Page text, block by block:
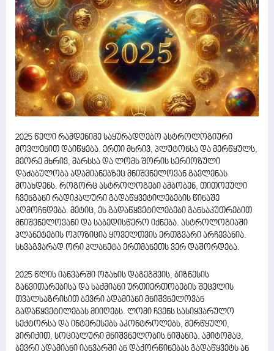
2025 წელი რამდენიმე საყურადღებო ასტროლოგიური
მოვლენით დაიწყება. ერთი მხრივ, პლუტონსა და მერწყულს,
მეორე მხრივ, მარსსა და ლომს შორის სერიოზული
დაძაბულობა ადამიანებზეც მნიშვნელოვან გავლენას
მოახდენს. როგორც ასტროლოგები ამბობენ, თითოეული
ჩვენგანი რადიკალური გადაწყვეტილებების წინაშე
აღმოჩნდება. მეტიც, ეს გადაწყვეტილებები განსაკუთრებით
მნიშვნელოვანი და საბედისწერო იქნება. ასტროლოგიაში
პლანეტების ოპოზიცია ყოველთვის ერთგვარი არჩევანია.
სხვაგვარად ორი პლანეტა ერთმანეთს ვერ დაშორდება.
2025 წლის იანვარში ოჯახის დაგეგმვის, ბიზნესის
განვითარებისა და საქმიანი ურთიერთობების შეცვლის
თვალსაზრისით ბევრი ადამიანი მნიშვნელოვან
გადაწყვეტილებას მიიღებს. ლომი ჩვენს სასიყვარულო
სექტორსა და ინტერესებს აკონტროლებს, მერწყული,
პირიქით, სოციალური მნიშვნელობის ნიშანია. ამიტომაც,
ბევრი ადამიანი იანვარში ან დაქორწინებას გადაწყვეტს ან